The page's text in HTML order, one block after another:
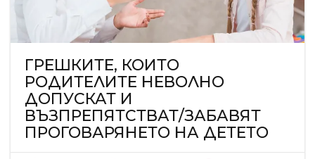
ГРЕШКИТЕ, КОИТО
РОДИТЕЛИТЕ НЕВОЛНО
ДОПУСКАТ И
ВЪЗПРЕПЯТСТВАТ/ЗАБАВЯТ
ПРОГОВАРЯНЕТО НА ДЕТЕТО